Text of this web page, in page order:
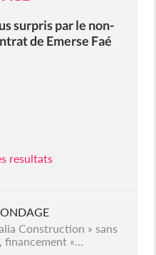
surpris par le non-
de Emerse Faé
resultats
Construction » sans
financement «...